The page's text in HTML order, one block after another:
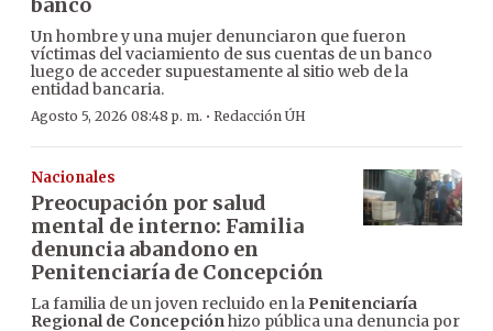
banco
Un hombre y una mujer denunciaron que fueron
víctimas del vaciamiento de sus cuentas de un banco
luego de acceder supuestamente al sitio web de la
entidad bancaria.
Agosto 5, 2026 08:48 p. m. · Redacción ÚH
Nacionales
Preocupación por salud
mental de interno: Familia
denuncia abandono en
Penitenciaría de Concepción
La familia de un joven recluido en la Penitenciaría
Regional de Concepciónhizo pública una denuncia por